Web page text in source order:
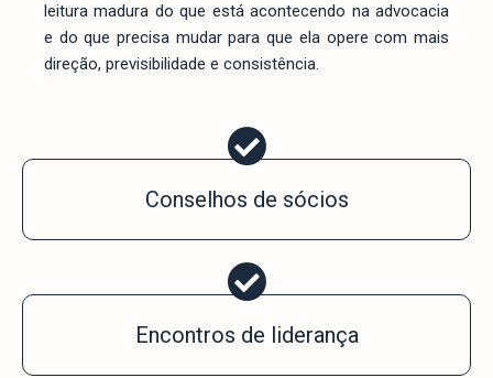
leitura madura do que está acontecendo na advocacia
e do que precisa mudar para que ela opere com mais
direção, previsibilidade e consistência.
Conselhos de sócios
Encontros de liderança